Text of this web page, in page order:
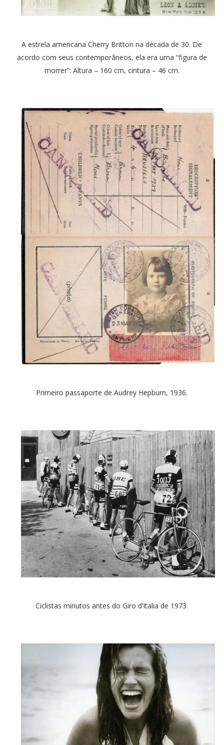
A estrela americana Cherry Britton na década de 30. De
acordo com seus contemporâneos, ela era uma “figura de
morrer”: Altura – 160 cm, cintura – 46 cm.
Primeiro passaporte de Audrey Hepburn, 1936.
Ciclistas minutos antes do Giro d’Italia de 1973.